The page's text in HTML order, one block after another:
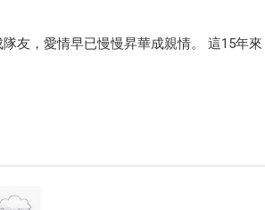
友，愛情早已慢慢昇華成親情。 這15年來